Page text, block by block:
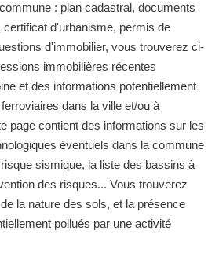
: plan cadastral, documents
d'urbanisme, permis de
d'immobilier, vous trouverez ci-
immobilières récentes
et des informations potentiellement
dans la ville et/ou à
page contient des informations sur les
éventuels dans la commune
sismique, la liste des bassins à
des risques... Vous trouverez
la nature des sols, et la présence
pollués par une activité